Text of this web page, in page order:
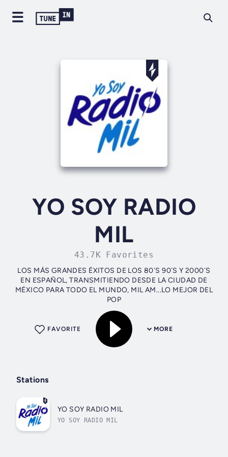
YO SOY RADIO
MIL
43.7K Favorites
LOS MÁS GRANDES ÉXITOS DE LOS 80´S 90´S Y 2000´S
EN ESPAÑOL, TRANSMITIENDO DESDE LA CIUDAD DE
MÉXICO PARA TODO EL MUNDO, MIL AM...LO MEJOR DEL
POP
MORE
FAVORITE
Stations
YO SOY RADIO MIL
YO SOY RADIO MIL